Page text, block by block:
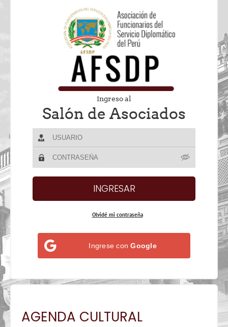
Ingreso al
Salón de Asociados
Olvidé mi contraseña
Ingrese conGoogle
AGENDA CULTURAL